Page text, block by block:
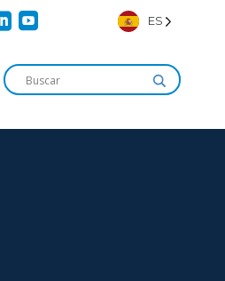
 ES